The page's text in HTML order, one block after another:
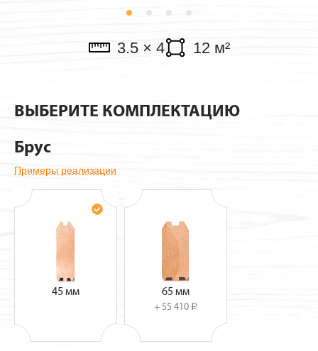
3.5 × 4 12 м²
ВЫБЕРИТЕ КОМПЛЕКТАЦИЮ
Брус
Примеры реализации
45 мм 65 мм
+ 55 410 i